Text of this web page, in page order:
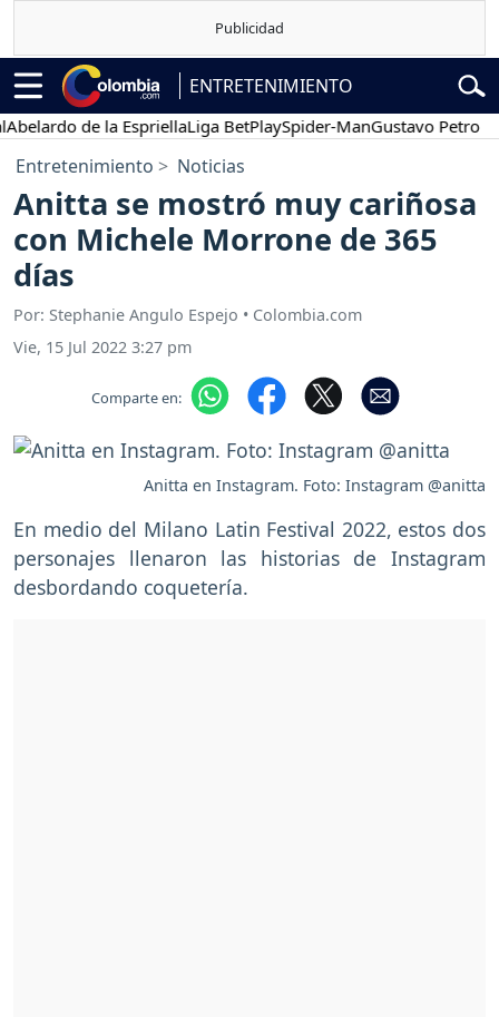
ENTRETENIMIENTO
de la EspriellaLiga BetPlaySpider-ManGustavo Petro
Entretenimiento Noticias
Anitta se mostró muy cariñosa
con Michele Morrone de 365
días
Por: Stephanie Angulo Espejo • Colombia.com
Vie, 15 Jul 2022 3:27 pm
Comparte en:
Anitta en Instagram. Foto: Instagram @anitta
En medio del Milano Latin Festival 2022, estos dos
personajes llenaron las historias de Instagram
desbordando coquetería.